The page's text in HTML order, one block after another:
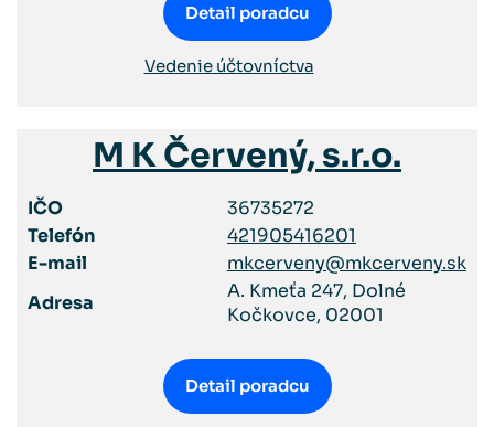
Detail poradcu
Vedenie účtovníctva
M K Červený, s.r.o.
IČO
36735272
Telefón
421905416201
E-mail
mkcerveny@mkcerveny.sk
Adresa
A. Kmeťa 247, Dolné
Kočkovce, 02001
Detail poradcu